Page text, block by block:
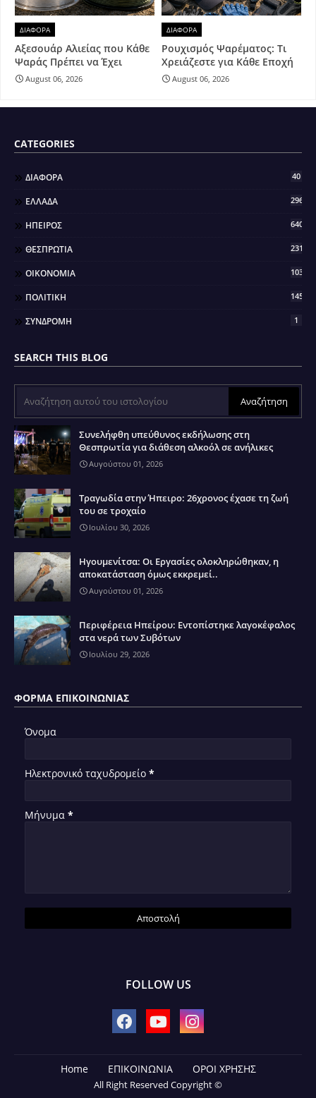
ΔΙΑΦΟΡΑ
Αξεσουάρ Αλιείας που Κάθε
Ψαράς Πρέπει να Έχει
August 06, 2026
ΔΙΑΦΟΡΑ
Ρουχισμός Ψαρέματος: Τι
Χρειάζεστε για Κάθε Εποχή
August 06, 2026
CATEGORIES
ΔΙΑΦΟΡΑ 40
ΕΛΛΑΔΑ 296
ΗΠΕΙΡΟΣ 640
ΘΕΣΠΡΩΤΙΑ 2317
ΟΙΚΟΝΟΜΙΑ 103
ΠΟΛΙΤΙΚΗ 145
ΣΥΝΔΡΟΜΗ 1
SEARCH THIS BLOG
Συνελήφθη υπεύθυνος εκδήλωσης στη
Θεσπρωτία για διάθεση αλκοόλ σε ανήλικες
Αυγούστου 01, 2026
Τραγωδία στην Ήπειρο: 26χρονος έχασε τη ζωή
του σε τροχαίο
Ιουλίου 30, 2026
Ηγουμενίτσα: Οι Εργασίες ολοκληρώθηκαν, η
αποκατάσταση όμως εκκρεμεί..
Αυγούστου 01, 2026
Περιφέρεια Ηπείρου: Εντοπίστηκε λαγοκέφαλος
στα νερά των Συβότων
Ιουλίου 29, 2026
ΦΌΡΜΑ ΕΠΙΚΟΙΝΩΝΊΑΣ
Όνομα
Ηλεκτρονικό ταχυδρομείο *
Μήνυμα *
FOLLOW US
Home ΕΠΙΚΟΙΝΩΝΙΑ ΟΡΟΙ ΧΡΗΣΗΣ
All Right Reserved Copyright ©